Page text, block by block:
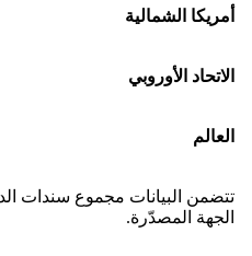
أمريكا الشمالية
الاتحاد الأوروبي
العالم
تتضمن البيانات مجموع سندات
الجهة المصدّرة.